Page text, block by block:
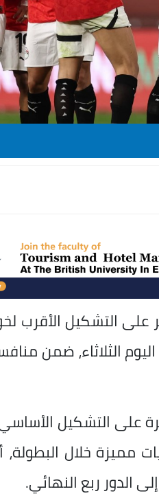
التشكيل الأقرب
على التشكيل
مميزة خلال
الدور ربع النهائي.